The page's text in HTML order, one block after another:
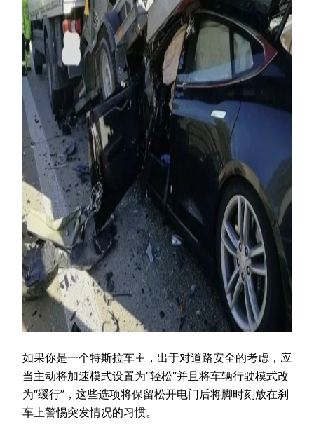
如果你是一个特斯拉车主，出于对道路安全的考虑，应
当主动将加速模式设置为“轻松”并且将车辆行驶模式改
为“缓行”，这些选项将保留松开电门后将脚时刻放在刹
车上警惕突发情况的习惯。